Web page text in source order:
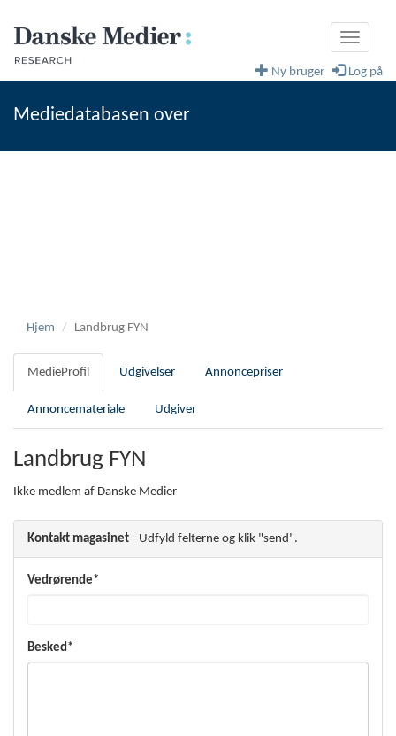
Toggle
Log på
Ny bruger
Mediedatabasen over
Hjem Landbrug FYN
MedieProfil Udgivelser Annoncepriser
Annoncemateriale Udgiver
Landbrug FYN
Ikke medlem af Danske Medier
Kontakt magasinet - Udfyld felterne og klik "send".
Vedrørende*
Besked*